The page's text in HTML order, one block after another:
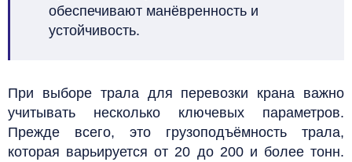
обеспечивают манёвренность и
устойчивость.
При выборе трала для перевозки крана важно
учитывать несколько ключевых параметров.
Прежде всего, это грузоподъёмность трала,
которая варьируется от 20 до 200 и более тонн.